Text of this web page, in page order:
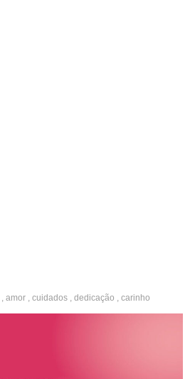
, amor , cuidados , dedicação , carinho